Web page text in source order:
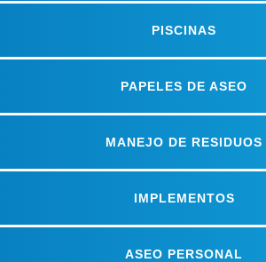
PISCINAS
PAPELES DE ASEO
MANEJO DE RESIDUOS
IMPLEMENTOS
ASEO PERSONAL